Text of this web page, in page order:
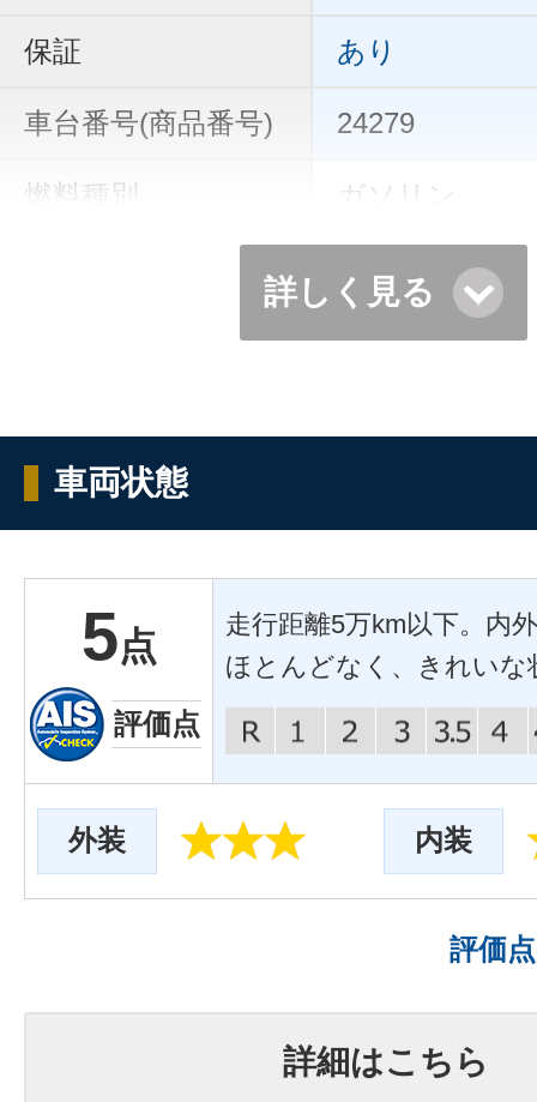
保証 あり
車台番号(商品番号) 24279
燃料種別 ガソリン
詳しく見る
車両状態
5点
評価点
走行距離5万km以下。内
ほとんどなく、きれいな
外装 内装
評価
詳細はこちら